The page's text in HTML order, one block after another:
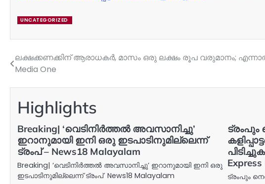
UNCATEGORIZED
Post
ലക്ഷക്കണക്കിന് ആരാധകർ, മാസം ഒരു ലക്ഷം രൂപ വരുമാനം; എന്നാൽ
Media One
Highlights
Breaking| ‘വെടിനിർത്തൽ അവസാനിച്ചു’
ഇറാനുമായി ഇനി ഒരു ഇടപാടിനുമില്ലെന്ന്
ട്രംപ് – News18 Malayalam
Breaking| ‘വെടിനിർത്തൽ അവസാനിച്ചു’ ഇറാനുമായി ഇനി ഒരു
ഇടപാടിനുമില്ലെന്ന് ട്രംപ് News18 Malayalam
ട്രംപും